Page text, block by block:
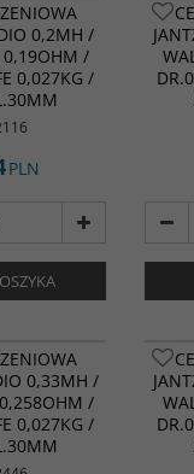
0,2MH /
0,19OHM /
0,027KG /
PLN
0,33MH /
/
0,027KG /